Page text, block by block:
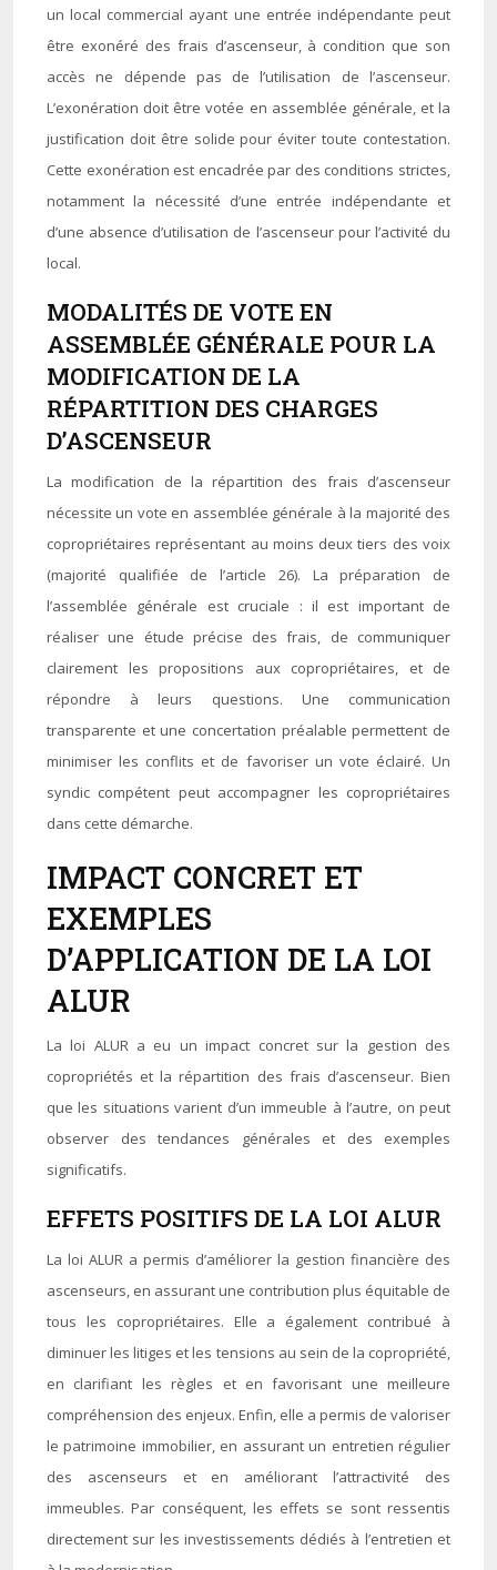
un local commercial ayant une entrée indépendante peut
être exonéré des frais d’ascenseur, à condition que son
accès ne dépende pas de l’utilisation de l’ascenseur.
L’exonération doit être votée en assemblée générale, et la
justification doit être solide pour éviter toute contestation.
Cette exonération est encadrée par des conditions strictes,
notamment la nécessité d’une entrée indépendante et
d’une absence d’utilisation de l’ascenseur pour l’activité du
local.
MODALITÉS DE VOTE EN
ASSEMBLÉE GÉNÉRALE POUR LA
MODIFICATION DE LA
RÉPARTITION DES CHARGES
D’ASCENSEUR
La modification de la répartition des frais d’ascenseur
nécessite un vote en assemblée générale à la majorité des
copropriétaires représentant au moins deux tiers des voix
(majorité qualifiée de l’article 26). La préparation de
l’assemblée générale est cruciale : il est important de
réaliser une étude précise des frais, de communiquer
clairement les propositions aux copropriétaires, et de
répondre à leurs questions. Une communication
transparente et une concertation préalable permettent de
minimiser les conflits et de favoriser un vote éclairé. Un
syndic compétent peut accompagner les copropriétaires
dans cette démarche.
IMPACT CONCRET ET
EXEMPLES
D’APPLICATION DE LA LOI
ALUR
La loi ALUR a eu un impact concret sur la gestion des
copropriétés et la répartition des frais d’ascenseur. Bien
que les situations varient d’un immeuble à l’autre, on peut
observer des tendances générales et des exemples
significatifs.
EFFETS POSITIFS DE LA LOI ALUR
La loi ALUR a permis d’améliorer la gestion financière des
ascenseurs, en assurant une contribution plus équitable de
tous les copropriétaires. Elle a également contribué à
diminuer les litiges et les tensions au sein de la copropriété,
en clarifiant les règles et en favorisant une meilleure
compréhension des enjeux. Enfin, elle a permis de valoriser
le patrimoine immobilier, en assurant un entretien régulier
des ascenseurs et en améliorant l’attractivité des
immeubles. Par conséquent, les effets se sont ressentis
directement sur les investissements dédiés à l’entretien et